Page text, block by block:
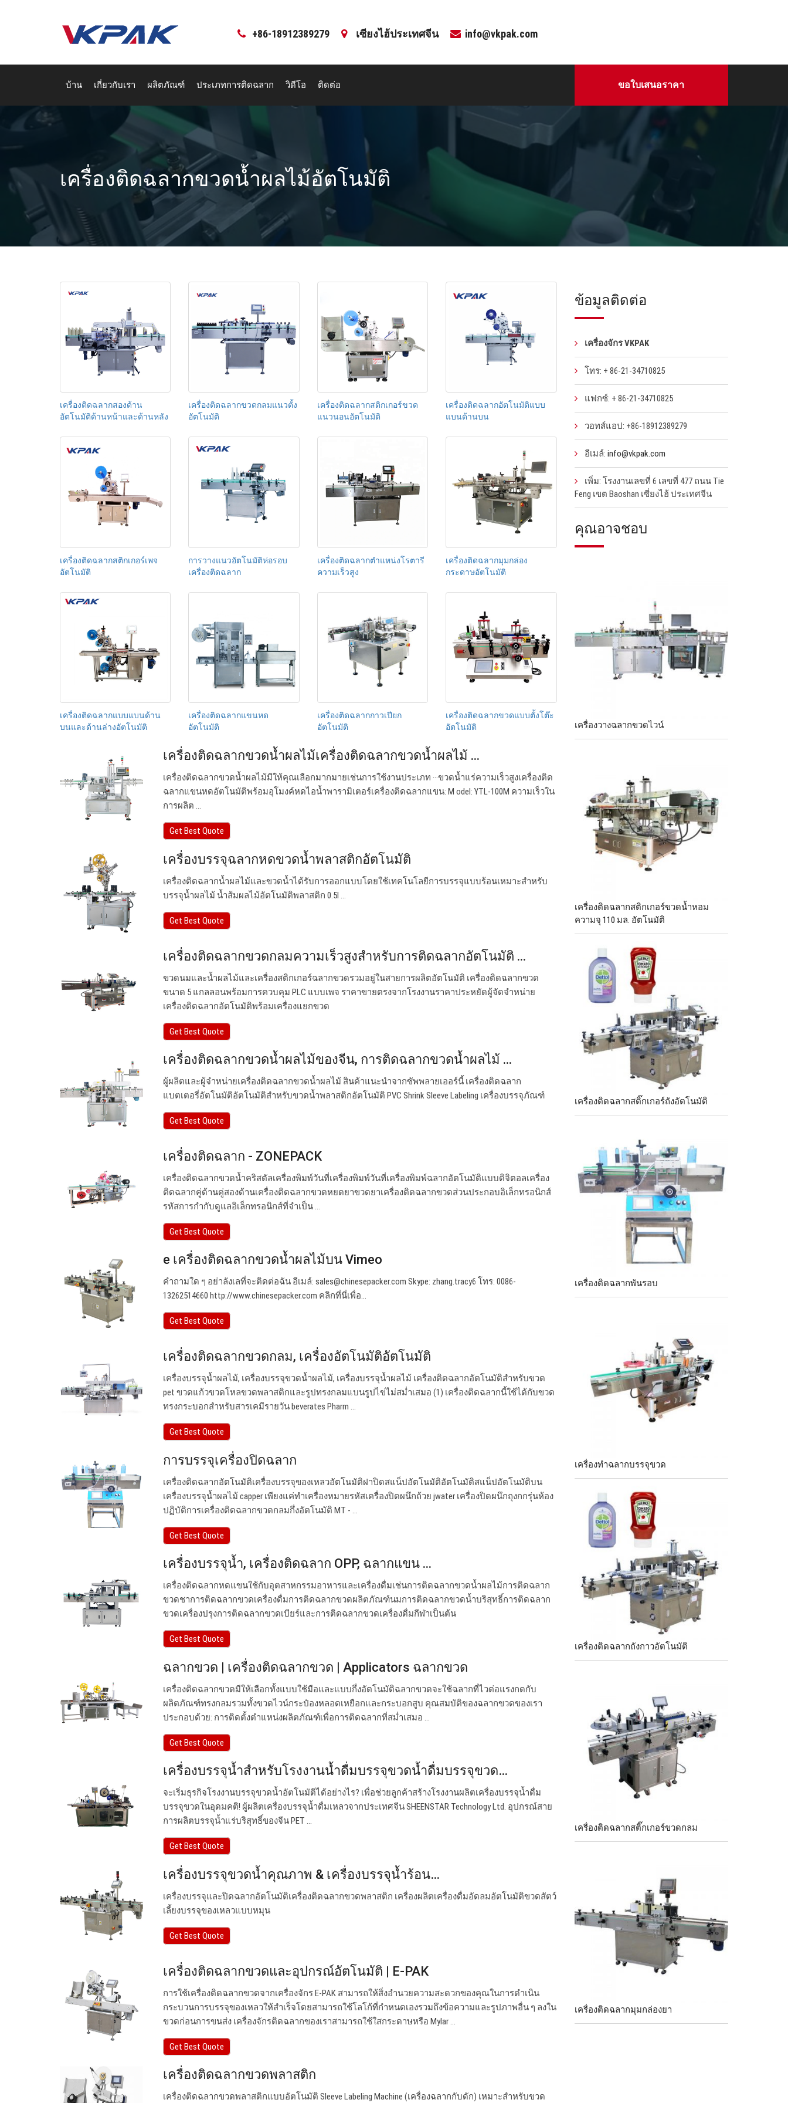
+86-18912389279 เซียงไฮ้ประเทศจีน info@vkpak.com
บ้าน เกี่ยวกับเรา ผลิตภัณฑ์ ประเภทการติดฉลาก วิดีโอ ติดต่อ ขอใบเสนอราคา
เครื่องติดฉลากขวดน้ำผลไม้อัตโนมัติ
เครื่องติดฉลากสองด้าน
อัตโนมัติด้านหน้าและด้านหลัง
เครื่องติดฉลากขวดกลมแนวตั้ง
อัตโนมัติ
เครื่องติดฉลากสติกเกอร์ขวด
แนวนอนอัตโนมัติ
เครื่องติดฉลากอัตโนมัติแบบ
แบนด้านบน
เครื่องติดฉลากสติกเกอร์เพจ
อัตโนมัติ
การวางแนวอัตโนมัติห่อรอบ
เครื่องติดฉลาก
เครื่องติดฉลากตำแหน่งโรตารี
ความเร็วสูง
เครื่องติดฉลากมุมกล่อง
กระดาษอัตโนมัติ
เครื่องติดฉลากแบบแบนด้าน
บนและด้านล่างอัตโนมัติ
เครื่องติดฉลากแขนหด
อัตโนมัติ
เครื่องติดฉลากกาวเปียก
อัตโนมัติ
เครื่องติดฉลากขวดแบบตั้งโต๊ะ
อัตโนมัติ
เครื่องติดฉลากขวดน้ำผลไม้เครื่องติดฉลากขวดน้ำผลไม้ ...
เครื่องติดฉลากขวดน้ำผลไม้มีให้คุณเลือกมากมายเช่นการใช้งานประเภท ···ขวดน้ำแร่ความเร็วสูงเครื่องติด
ฉลากแขนหดอัตโนมัติพร้อมอุโมงค์หดไอน้ำพารามิเตอร์เครื่องติดฉลากแขน: M odel: YTL-100M ความเร็วใน
การผลิต ...
Get Best Quote
เครื่องบรรจุฉลากหดขวดน้ำพลาสติกอัตโนมัติ
เครื่องติดฉลากน้ำผลไม้และขวดน้ำได้รับการออกแบบโดยใช้เทคโนโลยีการบรรจุแบบร้อนเหมาะสำหรับ
บรรจุน้ำผลไม้ น้ำส้มผลไม้อัตโนมัติพลาสติก 0.5l …
Get Best Quote
เครื่องติดฉลากขวดกลมความเร็วสูงสำหรับการติดฉลากอัตโนมัติ ...
ขวดนมและน้ำผลไม้และเครื่องสติกเกอร์ฉลากขวดรวมอยู่ในสายการผลิตอัตโนมัติ เครื่องติดฉลากขวด
ขนาด 5 แกลลอนพร้อมการควบคุม PLC แบบเพจ ราคาขายตรงจากโรงงานราคาประหยัดผู้จัดจำหน่าย
เครื่องติดฉลากอัตโนมัติพร้อมเครื่องแยกขวด
Get Best Quote
เครื่องติดฉลากขวดน้ำผลไม้ของจีน, การติดฉลากขวดน้ำผลไม้ ...
ผู้ผลิตและผู้จำหน่ายเครื่องติดฉลากขวดน้ำผลไม้ สินค้าแนะนำจากซัพพลายเออร์นี้ เครื่องติดฉลาก
แบตเตอรี่อัตโนมัติอัตโนมัติสำหรับขวดน้ำพลาสติกอัตโนมัติ PVC Shrink Sleeve Labeling เครื่องบรรจุภัณฑ์
Get Best Quote
เครื่องติดฉลาก - ZONEPACK
เครื่องติดฉลากขวดน้ำคริสตัลเครื่องพิมพ์วันที่เครื่องพิมพ์วันที่เครื่องพิมพ์ฉลากอัตโนมัติแบบดิจิตอลเครื่อง
ติดฉลากคู่ด้านคู่สองด้านเครื่องติดฉลากขวดหยดยาขวดยาเครื่องติดฉลากขวดส่วนประกอบอิเล็กทรอนิกส์
รหัสการกำกับดูแลอิเล็กทรอนิกส์ที่จำเป็น ...
Get Best Quote
e เครื่องติดฉลากขวดน้ำผลไม้บน Vimeo
คำถามใด ๆ อย่าลังเลที่จะติดต่อฉัน อีเมล์:sales@chinesepacker.com Skype: zhang.tracy6 โทร: 0086-
13262514660 http://www.chinesepacker.com คลิกที่นี่เพื่อ…
Get Best Quote
เครื่องติดฉลากขวดกลม, เครื่องอัตโนมัติอัตโนมัติ
เครื่องบรรจุน้ำผลไม้, เครื่องบรรจุขวดน้ำผลไม้, เครื่องบรรจุน้ำผลไม้ เครื่องติดฉลากอัตโนมัติสำหรับขวด
pet ขวดแก้วขวดโหลขวดพลาสติกและรูปทรงกลมแบนรูปไข่ไม่สม่ำเสมอ (1) เครื่องติดฉลากนี้ใช้ได้กับขวด
ทรงกระบอกสำหรับสารเคมีรายวัน beverates Pharm ...
Get Best Quote
การบรรจุเครื่องปิดฉลาก
เครื่องติดฉลากอัตโนมัติเครื่องบรรจุของเหลวอัตโนมัติฝาปิดสแน็ปอัตโนมัติอัตโนมัติสแน็ปอัตโนมัติบน
เครื่องบรรจุน้ำผลไม้ capper เพียงแค่ทำเครื่องหมายรหัสเครื่องปิดผนึกถ้วย jwater เครื่องปิดผนึกถุงกกรุ่นห้อง
ปฏิบัติการเครื่องติดฉลากขวดกลมกึ่งอัตโนมัติ MT - ...
Get Best Quote
เครื่องบรรจุน้ำ, เครื่องติดฉลาก OPP, ฉลากแขน ...
เครื่องติดฉลากหดแขนใช้กับอุตสาหกรรมอาหารและเครื่องดื่มเช่นการติดฉลากขวดน้ำผลไม้การติดฉลาก
ขวดชาการติดฉลากขวดเครื่องดื่มการติดฉลากขวดผลิตภัณฑ์นมการติดฉลากขวดน้ำบริสุทธิ์การติดฉลาก
ขวดเครื่องปรุงการติดฉลากขวดเบียร์และการติดฉลากขวดเครื่องดื่มกีฬาเป็นต้น
Get Best Quote
ฉลากขวด | เครื่องติดฉลากขวด | Applicators ฉลากขวด
เครื่องติดฉลากขวดมีให้เลือกทั้งแบบใช้มือและแบบกึ่งอัตโนมัติฉลากขวดจะใช้ฉลากที่ไวต่อแรงกดกับ
ผลิตภัณฑ์ทรงกลมรวมทั้งขวดไวน์กระป๋องหลอดเหยือกและกระบอกสูบ คุณสมบัติของฉลากขวดของเรา
ประกอบด้วย: การติดตั้งตำแหน่งผลิตภัณฑ์เพื่อการติดฉลากที่สม่ำเสมอ ...
Get Best Quote
เครื่องบรรจุน้ำสำหรับโรงงานน้ำดื่มบรรจุขวดน้ำดื่มบรรจุขวด…
จะเริ่มธุรกิจโรงงานบรรจุขวดน้ำอัตโนมัติได้อย่างไร? เพื่อช่วยลูกค้าสร้างโรงงานผลิตเครื่องบรรจุน้ำดื่ม
บรรจุขวดในอุดมคติ! ผู้ผลิตเครื่องบรรจุน้ำดื่มเหลวจากประเทศจีน SHEENSTAR Technology Ltd. อุปกรณ์สาย
การผลิตบรรจุน้ำแร่บริสุทธิ์ของจีน PET ...
Get Best Quote
เครื่องบรรจุขวดน้ำคุณภาพ & เครื่องบรรจุน้ำร้อน…
เครื่องบรรจุและปิดฉลากอัตโนมัติเครื่องติดฉลากขวดพลาสติก เครื่องผลิตเครื่องดื่มอัดลมอัตโนมัติขวดสัตว์
เลี้ยงบรรจุของเหลวแบบหมุน
Get Best Quote
เครื่องติดฉลากขวดและอุปกรณ์อัตโนมัติ | E-PAK
การใช้เครื่องติดฉลากขวดจากเครื่องจักร E-PAK สามารถให้สิ่งอำนวยความสะดวกของคุณในการดำเนิน
กระบวนการบรรจุของเหลวให้สำเร็จโดยสามารถใช้โลโก้ที่กำหนดเองรวมถึงข้อความและรูปภาพอื่น ๆ ลงใน
ขวดก่อนการขนส่ง เครื่องจักรติดฉลากของเราสามารถใช้ใสกระดาษหรือ Mylar ...
Get Best Quote
เครื่องติดฉลากขวดพลาสติก
เครื่องติดฉลากขวดพลาสติกแบบอัตโนมัติ Sleeve Labeling Machine (เครื่องฉลากกับดัก) เหมาะสำหรับขวด
ข้อมูลติดต่อ
เครื่องจักร VKPAK
โทร: + 86-21-34710825
แฟกซ์: + 86-21-34710825
วอทส์แอป: +86-18912389279
อีเมล์: info@vkpak.com
เพิ่ม: โรงงานเลขที่ 6 เลขที่ 477 ถนน Tie
Feng เขต Baoshan เซี่ยงไฮ้ ประเทศจีน
คุณอาจชอบ
เครื่องวางฉลากขวดไวน์
เครื่องติดฉลากสติกเกอร์ขวดน้ำหอม
ความจุ 110 มล. อัตโนมัติ
เครื่องติดฉลากสติ๊กเกอร์ถังอัตโนมัติ
เครื่องติดฉลากพันรอบ
เครื่องทำฉลากบรรจุขวด
เครื่องติดฉลากถังกาวอัตโนมัติ
เครื่องติดฉลากสติ๊กเกอร์ขวดกลม
เครื่องติดฉลากมุมกล่องยา